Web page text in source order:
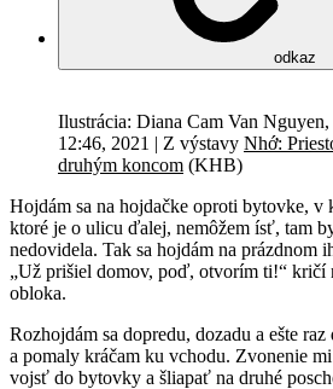
odkaz
Ilustrácia: Diana Cam Van Nguyen,
12:46, 2021 | Z výstavy Nhớ:
druhým koncom (KHB)
Hojdám sa na hojdačke oproti bytovke, v
ktoré je o ulicu ďalej, nemôžem ísť, tam
nedovidela. Tak sa hojdám na prázdnom
„Už prišiel domov, poď, otvorím ti!“ kričí
obloka.
Rozhojdám sa dopredu, dozadu a ešte
a pomaly kráčam ku vchodu. Zvonenie
vojsť do bytovky a šliapať na druhé